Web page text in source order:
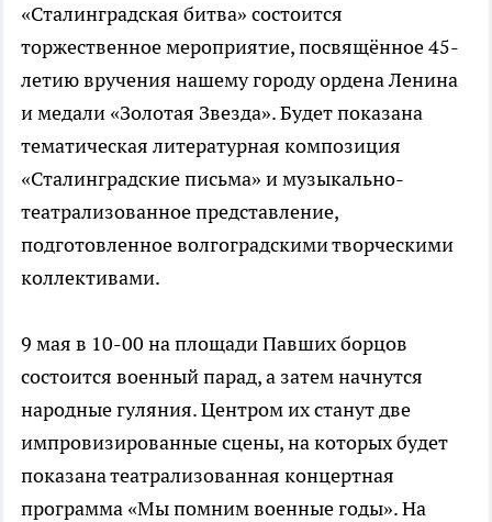
«Сталинградская битва» состоится
торжественное мероприятие, посвящённое 45-
летию вручения нашему городу ордена Ленина
и медали «Золотая Звезда». Будет показана
тематическая литературная композиция
«Сталинградские письма» и музыкально-
театрализованное представление,
подготовленное волгоградскими творческими
коллективами.
9 мая в 10-00 на площади Павших борцов
состоится военный парад, а затем начнутся
народные гуляния. Центром их станут две
импровизированные сцены, на которых будет
показана театрализованная концертная
программа «Мы помним военные годы». На